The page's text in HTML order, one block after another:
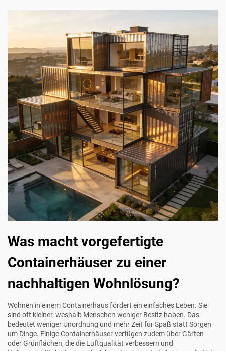
Was macht vorgefertigte
Containerhäuser zu einer
nachhaltigen Wohnlösung?
Wohnen in einem Containerhaus fördert ein einfaches Leben. Sie
sind oft kleiner, weshalb Menschen weniger Besitz haben. Das
bedeutet weniger Unordnung und mehr Zeit für Spaß statt Sorgen
um Dinge. Einige Containerhäuser verfügen zudem über Gärten
oder Grünflächen, die die Luftqualität verbessern und